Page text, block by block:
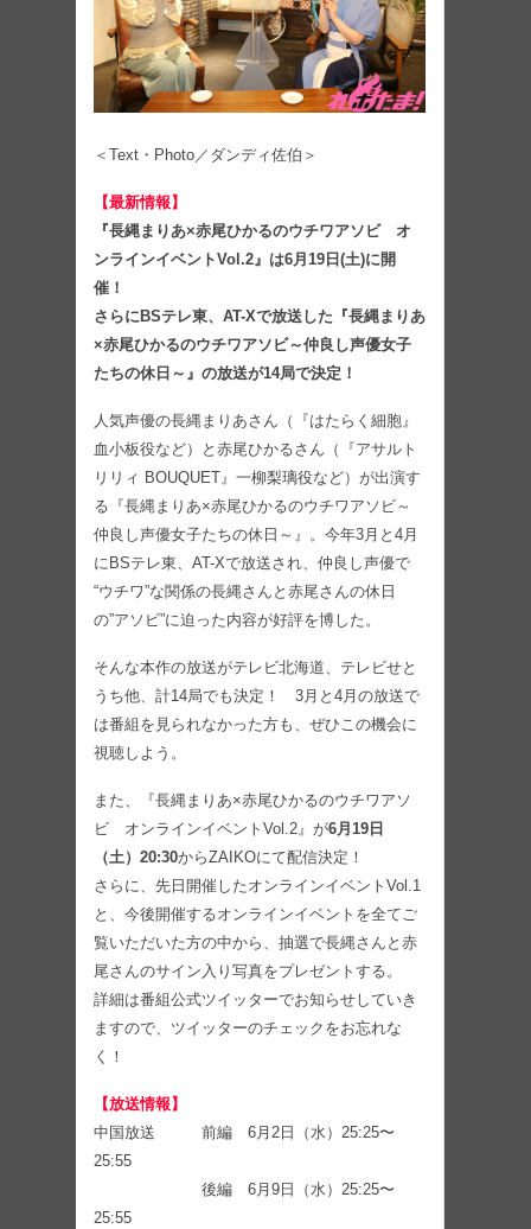
＜Text・Photo／ダンディ佐伯＞
【最新情報】
『長縄まりあ×赤尾ひかるのウチワアソビ オ
ンラインイベントVol.2』は6月19日(土)に開
催！
さらにBSテレ東、AT-Xで放送した『長縄まりあ
×赤尾ひかるのウチワアソビ～仲良し声優女子
たちの休日～』の放送が14局で決定！
人気声優の長縄まりあさん（『はたらく細胞』
血小板役など）と赤尾ひかるさん（『アサルト
リリィ BOUQUET』一柳梨璃役など）が出演す
る『長縄まりあ×赤尾ひかるのウチワアソビ～
仲良し声優女子たちの休日～』。今年3月と4月
にBSテレ東、AT-Xで放送され、仲良し声優で
“ウチワ”な関係の長縄さんと赤尾さんの休日
の”アソビ”に迫った内容が好評を博した。
そんな本作の放送がテレビ北海道、テレビせと
うち他、計14局でも決定！ 3月と4月の放送で
は番組を見られなかった方も、ぜひこの機会に
視聴しよう。
また、『長縄まりあ×赤尾ひかるのウチワアソ
ビ オンラインイベントVol.2』が6月19日
（土）20:30からZAIKOにて配信決定！
さらに、先日開催したオンラインイベントVol.1
と、今後開催するオンラインイベントを全てご
覧いただいた方の中から、抽選で長縄さんと赤
尾さんのサイン入り写真をプレゼントする。
詳細は番組公式ツイッターでお知らせしていき
ますので、ツイッターのチェックをお忘れな
く！
【放送情報】
中国放送 前編 6月2日（水）25:25〜
25:55
後編 6月9日（水）25:25〜
25:55